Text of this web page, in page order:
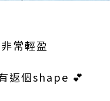
常輕盈
返個shape 💕